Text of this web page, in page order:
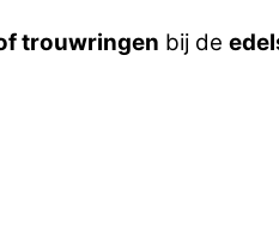
trouwringen bij de